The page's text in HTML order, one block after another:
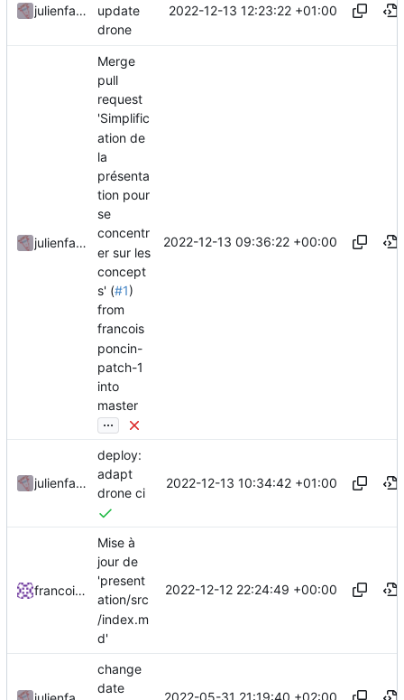
julienfastre
update
drone
2022-12-13 12:23:22 +01:00
julienfastre
Merge
pull
request
'Simplific
ation de
la
présenta
tion pour
se
concentr
er sur les
concept
s' (#1)
from
francois
poncin-
patch-1
into
master
...
2022-12-13 09:36:22 +00:00
julienfastre
deploy:
adapt
drone ci
2022-12-13 10:34:42 +01:00
francoisponcin
Mise à
jour de
'present
ation/src
/index.m
d'
2022-12-12 22:24:49 +00:00
change
date
2022-05-31 21:19:40 +02:00